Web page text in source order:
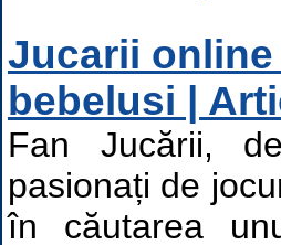
Jucarii
bebelusi |
Fan Jucării,
pasionați de
în căutarea